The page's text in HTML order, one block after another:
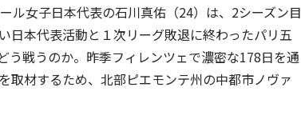
ル女子日本代表の石川真佑（24）は、2シーズン目
日本代表活動と１次リーグ敗退に終わったパリ五
戦うのか。昨季フィレンツェで濃密な178日を通
取材するため、北部ピエモンテ州の中都市ノヴァ